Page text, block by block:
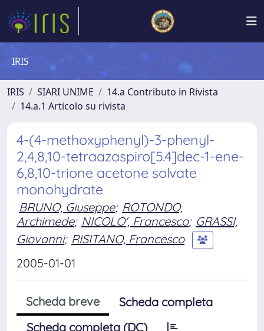
IRIS
IRIS SIARI UNIME
14.a Contributo in Rivista
14.a.1 Articolo su rivista
4-(4-methoxyphenyl)-3-phenyl-
2,4,8,10-tetraazaspiro[5.4]dec-1-ene-
6,8,10-trione acetone solvate
monohydrate
BRUNO, Giuseppe; ROTONDO,
Archimede; NICOLO', Francesco; GRASSI,
Giovanni; RISITANO, Francesco
2005-01-01
Scheda breve
Scheda completa
Scheda completa (DC)